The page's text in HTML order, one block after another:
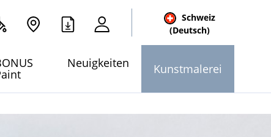
Schweiz
(Deutsch)
Neuigkeiten Kunstmalerei